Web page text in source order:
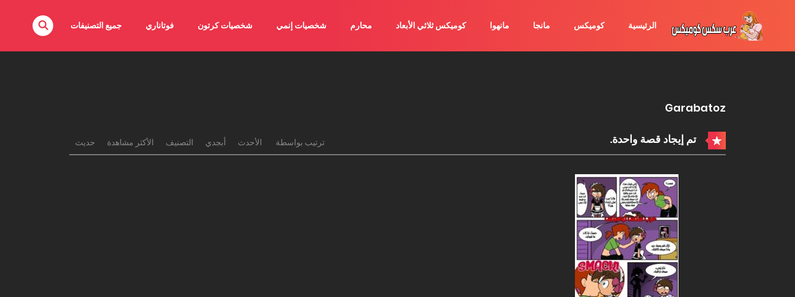
الرئيسية كوميكس مانجا مانهوا كوميكس ثلاثي الأبعاد محارم شخصيات إنمي شخصيات كرتون فوتاناري جميع التصنيفات
Garabatoz
تم إيجاد قصة واحدة. ترتيب بواسطة الأحدث أبجدي التصنيف الأكثر مشاهدة حديث